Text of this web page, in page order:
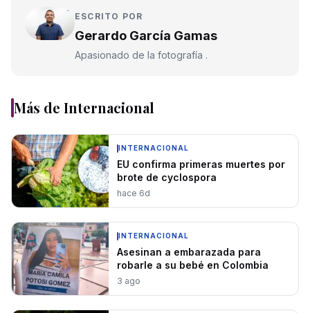
ESCRITO POR
Gerardo García Gamas
Apasionado de la fotografía .
Más de Internacional
INTERNACIONAL
EU confirma primeras muertes por
brote de cyclospora
hace 6d
INTERNACIONAL
Asesinan a embarazada para
robarle a su bebé en Colombia
3 ago